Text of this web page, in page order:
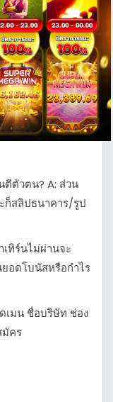
ตีตัวตน? A: ส่วน
ก็สลิปธนาคาร/รูป
ทิร์นไม่ผ่านจะ
อดโบนัสหรือกำไร
เมน ชื่อบริษัท ช่อง
มัคร